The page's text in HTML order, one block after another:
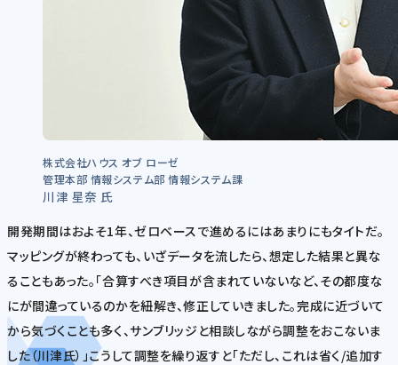
株式会社ハウス オブ ローゼ
管理本部 情報システム部 情報システム課
川津 星奈 氏
開発期間はおよそ1年、ゼロベースで進めるにはあまりにもタイトだ。
マッピングが終わっても、いざデータを流したら、想定した結果と異な
ることもあった。「合算すべき項目が含まれていないなど、その都度な
にが間違っているのかを紐解き、修正していきました。完成に近づいて
から気づくことも多く、サンブリッジと相談しながら調整をおこないま
した（川津氏）」こうして調整を繰り返すと「ただし、これは省く/追加す